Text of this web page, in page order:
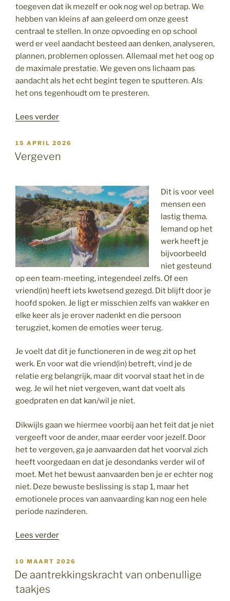
toegeven dat ik mezelf er ook nog wel op betrap. We
hebben van kleins af aan geleerd om onze geest
centraal te stellen. In onze opvoeding en op school
werd er veel aandacht besteed aan denken, analyseren,
plannen, problemen oplossen. Allemaal met het oog op
de maximale prestatie. We geven ons lichaam pas
aandacht als het echt begint tegen te sputteren. Als
het ons tegenhoudt om te presteren.
Lees verder“Overdreven
voor
de
GEPLAATST
OP
15 APRIL 2026
Vergeven
Dit is voor veel
mensen een
lastig thema.
Iemand op het
werk heeft je
bijvoorbeeld
niet gesteund
op een team-meeting, integendeel zelfs. Of een
vriend(in) heeft iets kwetsend gezegd. Dit blijft door je
hoofd spoken. Je ligt er misschien zelfs van wakker en
elke keer als je erover nadenkt en die persoon
terugziet, komen de emoties weer terug.
Je voelt dat dit je functioneren in de weg zit op het
werk. En voor wat die vriend(in) betreft, vind je de
relatie erg belangrijk, maar dit voorval staat het in de
weg. Je wil het niet vergeven, want dat voelt als
goedpraten en dat kan/wil je niet.
Dikwijls gaan we hiermee voorbij aan het feit dat je niet
vergeeft voor de ander, maar eerder voor jezelf. Door
het te vergeven, ga je aanvaarden dat het voorval zich
heeft voorgedaan en dat je desondanks verder wil of
moet. Met het bewust aanvaarden ben je er echter nog
niet. Deze bewuste beslissing is stap 1, maar het
emotionele proces van aanvaarding kan nog een hele
periode nazinderen.
Lees verder“Vergeven”
GEPLAATST
OP
10 MAART 2026
De aantrekkingskracht van onbenullige
taakjes